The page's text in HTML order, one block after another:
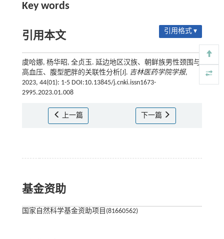
Key words
引用本文 引用格式 ▾
虞哈娜, 杨华昭, 全贞玉. 延边地区汉族、朝鲜族男性颈围与
高血压、腹型肥胖的关联性分析[J]. 吉林医药学院学报,
2023, 44(01): 1-5 DOI:10.13845/j.cnki.issn1673-
2995.2023.01.008
上一篇 下一篇
基金资助
国家自然科学基金资助项目(81660562)